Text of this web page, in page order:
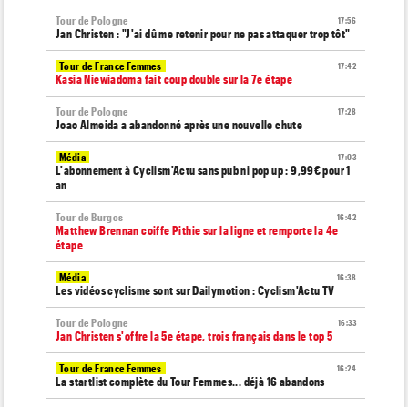
17:56
Tour de Pologne
Jan Christen : "J'ai dû me retenir pour ne pas attaquer trop tôt"
17:42
Tour de France Femmes
Kasia Niewiadoma fait coup double sur la 7e étape
17:28
Tour de Pologne
Joao Almeida a abandonné après une nouvelle chute
17:03
Média
L'abonnement à Cyclism'Actu sans pub ni pop up : 9,99€ pour 1
an
16:42
Tour de Burgos
Matthew Brennan coiffe Pithie sur la ligne et remporte la 4e
étape
16:38
Média
Les vidéos cyclisme sont sur Dailymotion : Cyclism'Actu TV
16:33
Tour de Pologne
Jan Christen s'offre la 5e étape, trois français dans le top 5
16:24
Tour de France Femmes
La startlist complète du Tour Femmes... déjà 16 abandons